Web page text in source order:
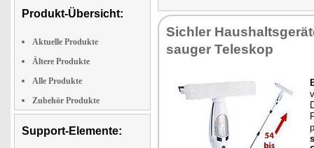
Produkt-Übersicht:
Aktuelle Produkte
Ältere Produkte
Alle Produkte
Zubehör Produkte
Support-Elemente:
Sich­ler
sau­ger Te­le­skop